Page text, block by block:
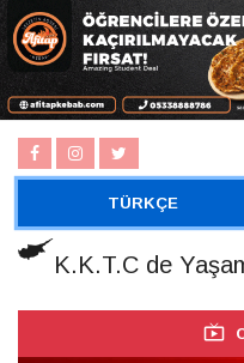
TÜRKÇE
K.K.T.C de